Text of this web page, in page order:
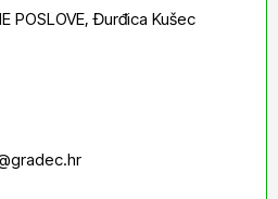
POSLOVE, Đurđica Kušec